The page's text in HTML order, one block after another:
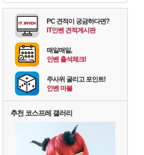
PC 견적이 궁금하다면?
IT인벤 견적게시판
매일매일,
인벤 출석체크!
주사위 굴리고 포인트!
인벤 마블
추천 코스프레 갤러리